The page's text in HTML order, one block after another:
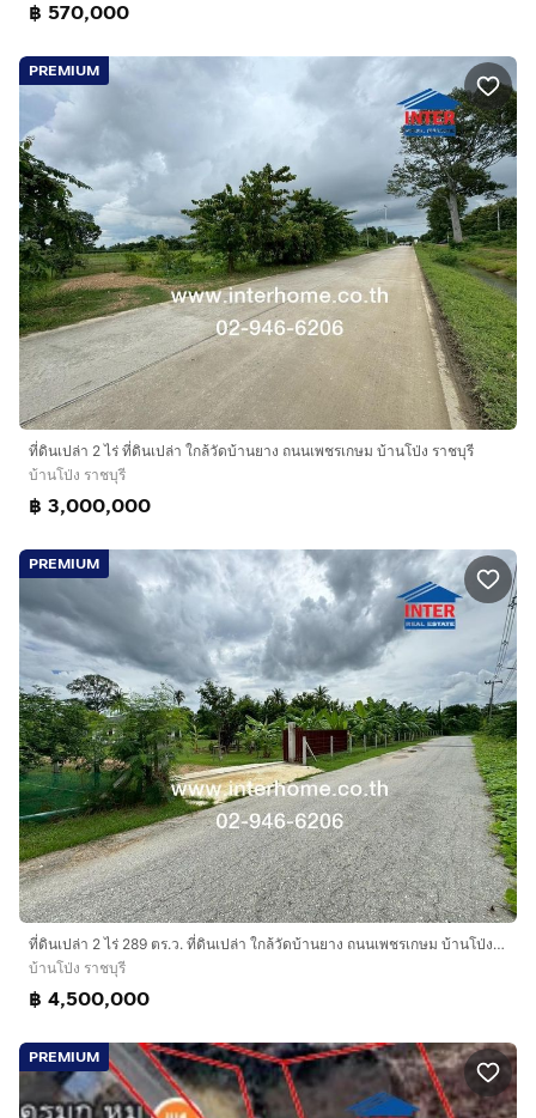
฿ 570,000
PREMIUM
ที่ดินเปล่า 2 ไร่ ที่ดินเปล่า ใกล้วัดบ้านยาง ถนนเพชรเกษม บ้านโป่ง ราชบุรี
บ้านโป่ง ราชบุรี
฿ 3,000,000
PREMIUM
ที่ดินเปล่า 2 ไร่ 289 ตร.ว. ที่ดินเปล่า ใกล้วัดบ้านยาง ถนนเพชรเกษม บ้านโป่ง ราชบุรี
บ้านโป่ง ราชบุรี
฿ 4,500,000
PREMIUM